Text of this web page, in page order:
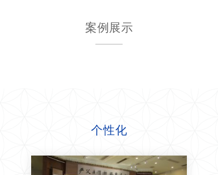
案例展示
个性化